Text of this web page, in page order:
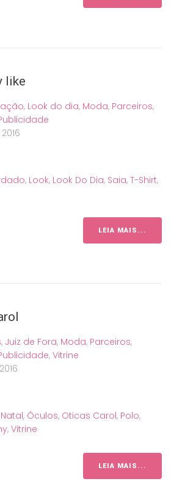
like
, Look do dia, Moda, Parceiros,
, Look, Look Do Dia, Saia, T-Shirt,
LEIA MAIS...
, Juiz de Fora, Moda, Parceiros,
, Vitrine
Natal, Óculos, Oticas Carol, Polo,
, Vitrine
LEIA MAIS...